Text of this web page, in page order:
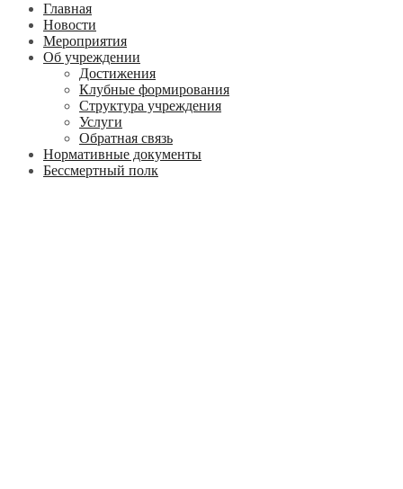
Главная
Новости
Мероприятия
Об учреждении
Достижения
Клубные формирования
Структура учреждения
Услуги
Обратная связь
Нормативные документы
Бессмертный полк